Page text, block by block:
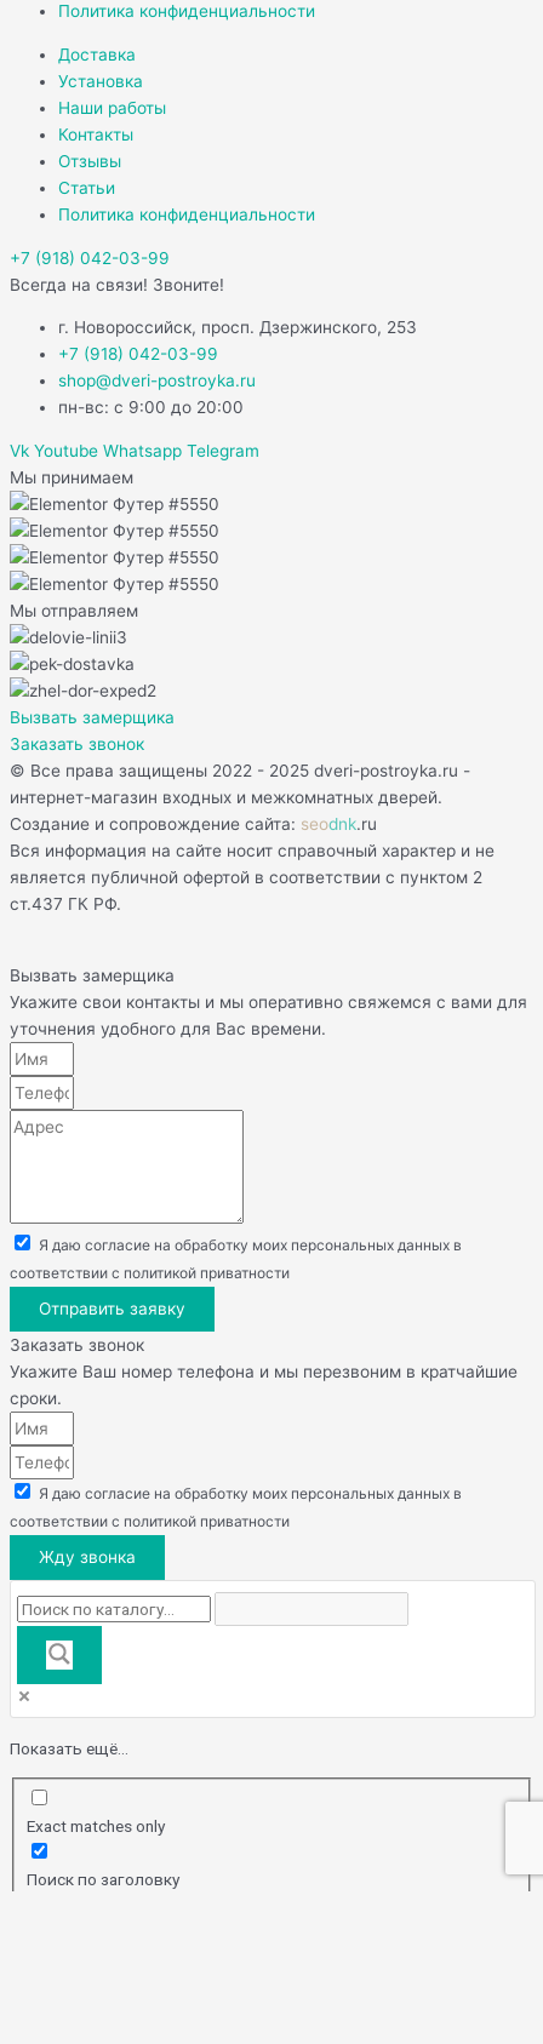
Политика конфиденциальности
Доставка
Установка
Наши работы
Контакты
Отзывы
Статьи
Политика конфиденциальности
+7 (918) 042-03-99
Всегда на связи! Звоните!
г. Новороссийск, просп. Дзержинского, 253
+7 (918) 042-03-99
shop@dveri-postroyka.ru
пн-вс: с 9:00 до 20:00
Vk Youtube Whatsapp Telegram
Мы принимаем
Мы отправляем
Вызвать замерщика
Заказать звонок
© Все права защищены 2022 - 2025 dveri-postroyka.ru -
интернет-магазин входных и межкомнатных дверей.
Создание и сопровождение сайта: seodnk.ru
Вся информация на сайте носит справочный характер и не
является публичной офертой в соответствии с пунктом 2
ст.437 ГК РФ.
Вызвать замерщика
Укажите свои контакты и мы оперативно свяжемся с вами для
уточнения удобного для Вас времени.
Я даю согласие на обработку моих персональных данных в
соответствии с политикой приватности
Отправить заявку
Заказать звонок
Укажите Ваш номер телефона и мы перезвоним в кратчайшие
сроки.
Я даю согласие на обработку моих персональных данных в
соответствии с политикой приватности
Жду звонка
Показать ещё...
Exact matches only
Поиск по заголовку